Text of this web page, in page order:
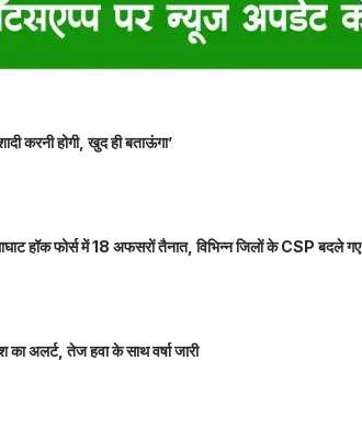
करनी होगी, खुद ही बताऊंगा’
हॉक फोर्स में 18 अफसरों तैनात, विभिन्न जिलों के CSP बदले गए
अलर्ट, तेज हवा के साथ वर्षा जारी